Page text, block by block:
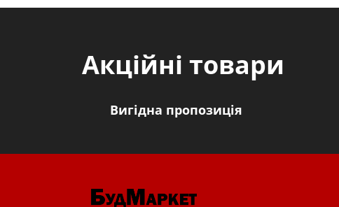
Акційні товари
Вигідна пропозиція